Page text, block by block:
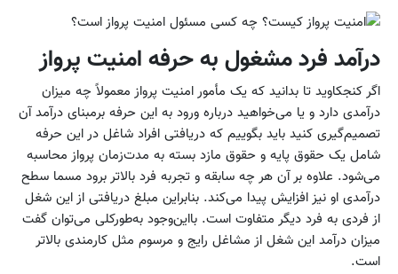
درآمد فرد مشغول به حرفه امنیت پرواز
اگر کنجکاوید تا بدانید که یک مأمور امنیت پرواز معمولاً چه میزان
درآمدی دارد و یا می‌خواهید درباره ورود به این حرفه برمبنای درآمد آن
تصمیم‌گیری کنید باید بگوییم که دریافتی افراد شاغل در این حرفه
شامل یک حقوق پایه و حقوق مازد بسته به مدت‌زمان پرواز محاسبه
می‌شود. علاوه بر آن هر چه سابقه و تجربه فرد بالاتر برود مسما سطح
درآمدی او نیز افزایش پیدا می‌کند. بنابراین مبلغ دریافتی از این شغل
از فردی به فرد دیگر متفاوت است. بااین‌وجود به‌طورکلی می‌توان گفت
میزان درآمد این شغل از مشاغل رایج و مرسوم مثل کارمندی بالاتر
است.